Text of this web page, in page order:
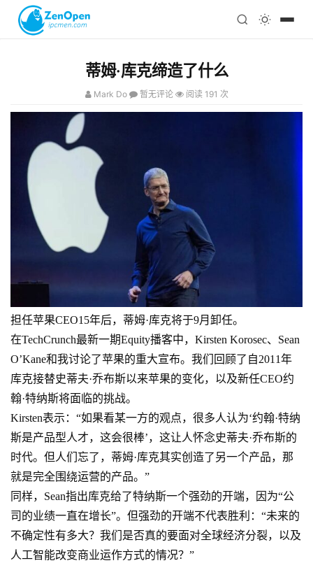
科技
注册
蒂姆·库克缔造了什么
Mark Do 暂无评论 阅读 191 次
担任苹果CEO15年后，蒂姆·库克将于9月卸任。
在TechCrunch最新一期Equity播客中，Kirsten Korosec、Sean
O’Kane和我讨论了苹果的重大宣布。我们回顾了自2011年
库克接替史蒂夫·乔布斯以来苹果的变化，以及新任CEO约
翰·特纳斯将面临的挑战。
Kirsten表示：“如果看某一方的观点，很多人认为‘约翰·特纳
斯是产品型人才，这会很棒’，这让人怀念史蒂夫·乔布斯的
时代。但人们忘了，蒂姆·库克其实创造了另一个产品，那
就是完全围绕运营的产品。”
同样，Sean指出库克给了特纳斯一个强劲的开端，因为“公
司的业绩一直在增长”。但强劲的开端不代表胜利：“未来的
不确定性有多大？我们是否真的要面对全球经济分裂，以及
人工智能改变商业运作方式的情况？”